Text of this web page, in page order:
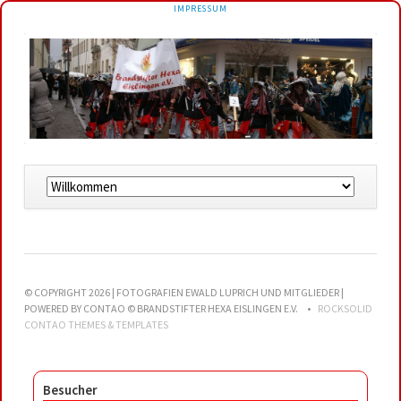
NAVIGATION
IMPRESSUM
Navigation
überspringen
© COPYRIGHT 2026 | FOTOGRAFIEN EWALD LUPRICH UND MITGLIEDER |
POWERED BY CONTAO © BRANDSTIFTER HEXA EISLINGEN E.V.
ROCKSOLID
CONTAO THEMES & TEMPLATES
Besucher